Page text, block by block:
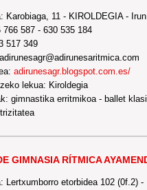
Karobiaga, 11 - KIROLDEGIA -
766 587 - 630 535 184
517 349
adirunesagr.blogspot.com.es/
lekua: Kiroldegia
gimnastika erritmikoa - ballet
GIMNASIA RÍTMICA
Lertxumborro etorbidea 102 (0f.2)